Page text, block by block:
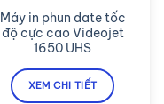
Máy in phun date tốc
độ cực cao Videojet
1650 UHS
XEM CHI TIẾT